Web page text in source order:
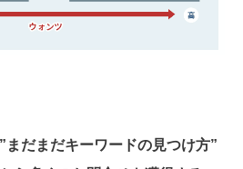
まだまだキーワードの見つけ方”